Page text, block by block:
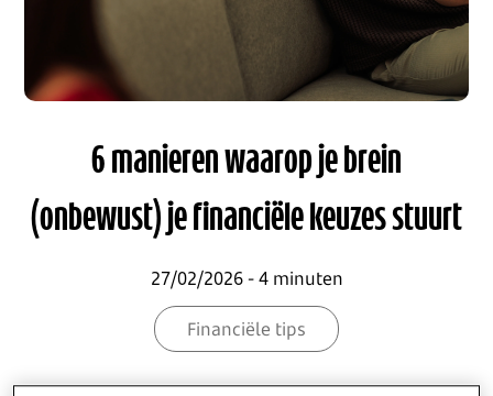
6 manieren waarop je brein
(onbewust) je financiële keuzes stuurt
27/02/2026 - 4 minuten
Financiële tips